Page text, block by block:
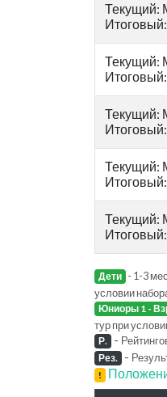
Текущий:
Итоговый:
Текущий:
Итоговый:
Текущий:
Итоговый:
Текущий:
Итоговый:
Текущий:
Итоговый:
Дети - 1-3
условии
Юниоры 1 -
тур при
Р. -
Рез. -
!